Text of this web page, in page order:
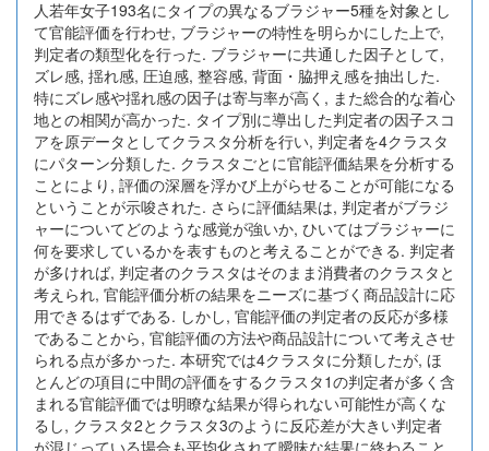
人若年女子193名にタイプの異なるブラジャー5種を対象とし
て官能評価を行わせ, ブラジャーの特性を明らかにした上で,
判定者の類型化を行った. ブラジャーに共通した因子として,
ズレ感, 揺れ感, 圧迫感, 整容感, 背面・脇押え感を抽出した.
特にズレ感や揺れ感の因子は寄与率が高く, また総合的な着心
地との相関が高かった. タイプ別に導出した判定者の因子スコ
アを原データとしてクラスタ分析を行い, 判定者を4クラスタ
にパターン分類した. クラスタごとに官能評価結果を分析する
ことにより, 評価の深層を浮かび上がらせることが可能になる
ということが示唆された. さらに評価結果は, 判定者がブラジ
ャーについてどのような感覚が強いか, ひいてはブラジャーに
何を要求しているかを表すものと考えることができる. 判定者
が多ければ, 判定者のクラスタはそのまま消費者のクラスタと
考えられ, 官能評価分析の結果をニーズに基づく商品設計に応
用できるはずである. しかし, 官能評価の判定者の反応が多様
であることから, 官能評価の方法や商品設計について考えさせ
られる点が多かった. 本研究では4クラスタに分類したが, ほ
とんどの項目に中間の評価をするクラスタ1の判定者が多く含
まれる官能評価では明瞭な結果が得られない可能性が高くな
るし, クラスタ2とクラスタ3のように反応差が大きい判定者
が混じっている場合も平均化されて曖昧な結果に終わること